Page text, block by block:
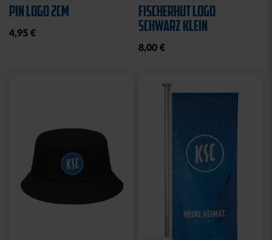
PIN LOGO 2CM
4,95 €
FISCHERHUT LOGO
SCHWARZ KLEIN
8,00 €